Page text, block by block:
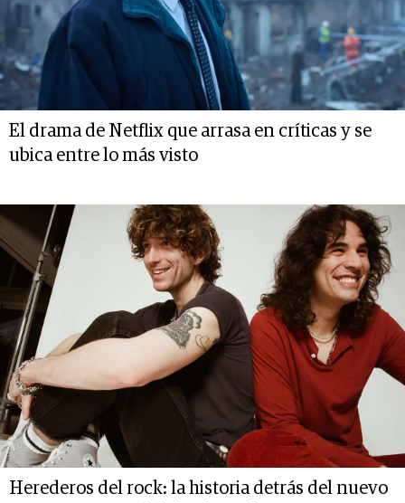
El drama de Netflix que arrasa en críticas y se
ubica entre lo más visto
Herederos del rock: la historia detrás del nuevo